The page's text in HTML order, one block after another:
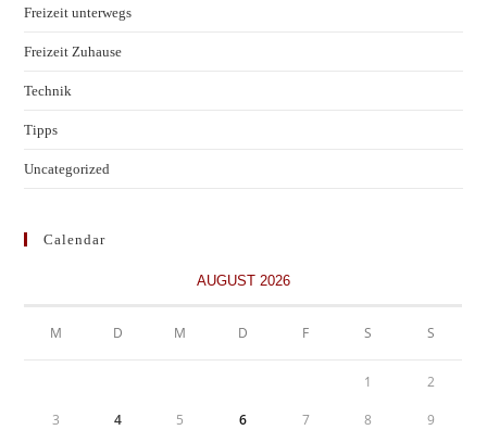
Freizeit unterwegs
Freizeit Zuhause
Technik
Tipps
Uncategorized
Calendar
AUGUST 2026
M D M D F S S
1 2
3 4 5 6 7 8 9